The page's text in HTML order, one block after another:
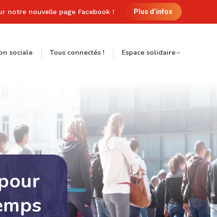
notre nouvelle page Facebook ! Plus d’infos
sociale Tous connectés ! Espace solidaire